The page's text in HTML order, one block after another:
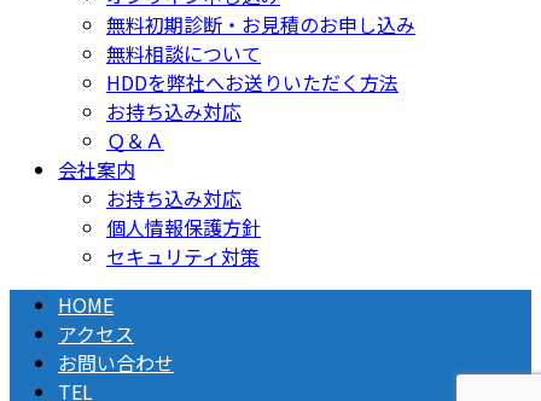
無料初期診断・お見積のお申し込み
無料相談について
HDDを弊社へお送りいただく方法
お持ち込み対応
Ｑ＆Ａ
会社案内
お持ち込み対応
個人情報保護方針
セキュリティ対策
HOME
アクセス
お問い合わせ
TEL